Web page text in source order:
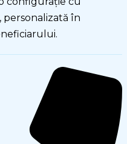
personalizată în